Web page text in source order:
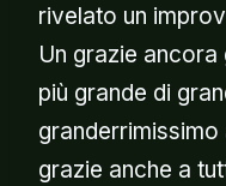
rivelato un
Un grazie
più grande di
granderrimissimo
grazie anche a